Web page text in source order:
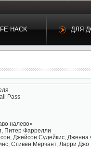
HACK ДЛЯ
Pass
налево»
Питер Фаррелли
Джейсон Судейкис,
Стивен Мерчант, Ларри